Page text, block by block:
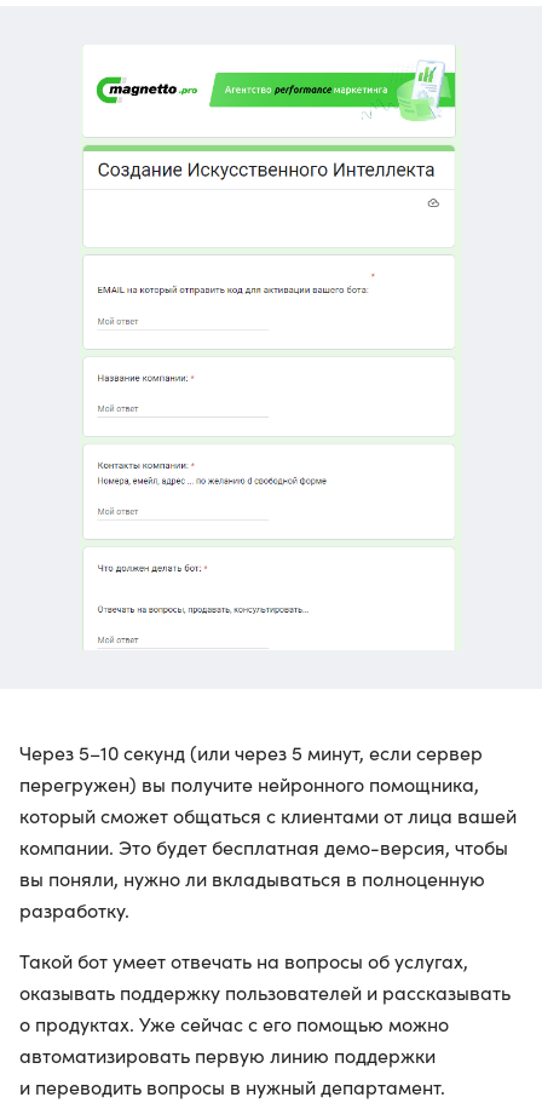
Через 5–10 секунд (или через 5 минут, если сервер
перегружен) вы получите нейронного помощника,
который сможет общаться с клиентами от лица вашей
компании. Это будет бесплатная демо-версия, чтобы
вы поняли, нужно ли вкладываться в полноценную
разработку.
Такой бот умеет отвечать на вопросы об услугах,
оказывать поддержку пользователей и рассказывать
о продуктах. Уже сейчас с его помощью можно
автоматизировать первую линию поддержки
и переводить вопросы в нужный департамент.